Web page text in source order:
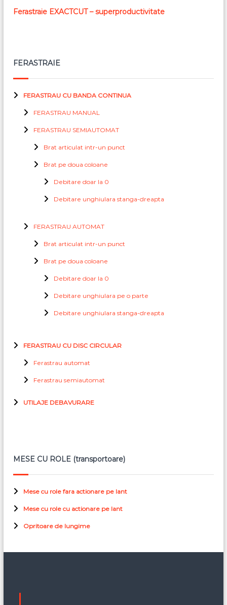
Ferastraie EXACTCUT – superproductivitate
FERASTRAIE
FERASTRAU CU BANDA CONTINUA
FERASTRAU MANUAL
FERASTRAU SEMIAUTOMAT
Brat articulat intr-un punct
Brat pe doua coloane
Debitare doar la 0
Debitare unghiulara stanga-dreapta
FERASTRAU AUTOMAT
Brat articulat intr-un punct
Brat pe doua coloane
Debitare doar la 0
Debitare unghiulara pe o parte
Debitare unghiulara stanga-dreapta
FERASTRAU CU DISC CIRCULAR
Ferastrau automat
Ferastrau semiautomat
UTILAJE DEBAVURARE
MESE CU ROLE (transportoare)
Mese cu role fara actionare pe lant
Mese cu role cu actionare pe lant
Opritoare de lungime